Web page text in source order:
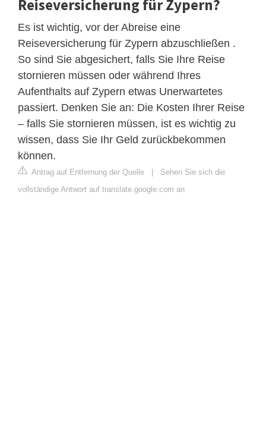
Reiseversicherung für Zypern?
Es ist wichtig, vor der Abreise eine
Reiseversicherung für Zypern abzuschließen .
So sind Sie abgesichert, falls Sie Ihre Reise
stornieren müssen oder während Ihres
Aufenthalts auf Zypern etwas Unerwartetes
passiert. Denken Sie an: Die Kosten Ihrer Reise
– falls Sie stornieren müssen, ist es wichtig zu
wissen, dass Sie Ihr Geld zurückbekommen
können.
Antrag auf Entfernung der Quelle | Sehen Sie sich die
vollständige Antwort auf translate.google.com an